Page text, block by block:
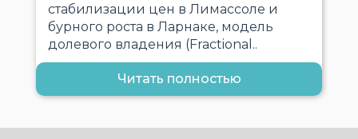
стабилизации цен в Лимассоле и
бурного роста в Ларнаке, модель
долевого владения (Fractional..
Читать полностью